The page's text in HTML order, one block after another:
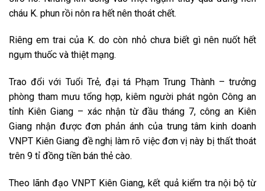
cháu K. phun rồi nôn ra hết nên thoát chết.
Riêng em trai của K. do còn nhỏ chưa biết gì nên nuốt hết
ngụm thuốc và thiệt mạng.
Trao đổi với Tuổi Trẻ, đại tá Phạm Trung Thành – trưởng
phòng tham mưu tổng hợp, kiêm người phát ngôn Công an
tỉnh Kiên Giang – xác nhận từ đầu tháng 7, công an Kiên
Giang nhận được đơn phản ánh của trung tâm kinh doanh
VNPT Kiên Giang đề nghị làm rõ việc đơn vị này bị thất thoát
trên 9 tỉ đồng tiền bán thẻ cào.
Theo lãnh đạo VNPT Kiên Giang, kết quả kiểm tra nội bộ từ